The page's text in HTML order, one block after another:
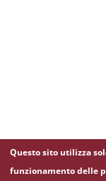
Questo sito utilizza
funzionamento delle